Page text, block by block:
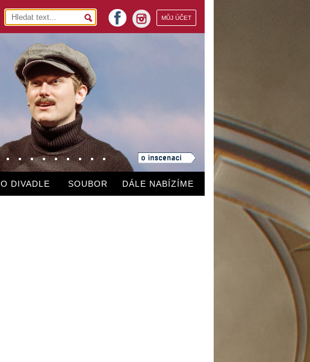
MŮJ ÚČET
instagram
facebook
O DIVADLE SOUBOR DÁLE NABÍZÍME